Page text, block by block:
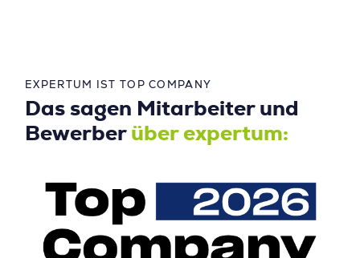
EXPERTUM IST TOP COMPANY
Das sagen Mitarbeiter und
Bewerber über expertum: